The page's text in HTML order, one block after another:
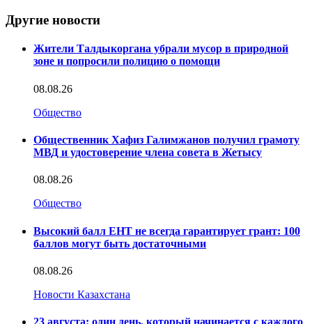
Другие новости
Жители Талдыкоргана убрали мусор в природной
зоне и попросили полицию о помощи
08.08.26
Общество
Общественник Хафиз Галимжанов получил грамоту
МВД и удостоверение члена совета в Жетысу
08.08.26
Общество
Высокий балл ЕНТ не всегда гарантирует грант: 100
баллов могут быть достаточными
08.08.26
Новости Казахстана
23 августа: один день, который начинается с каждого